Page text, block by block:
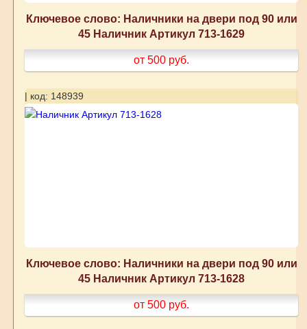
Ключевое слово: Наличники на двери под 90 или
45 Наличник Артикул 713-1629
от 500 руб.
| код: 148939
Ключевое слово: Наличники на двери под 90 или
45 Наличник Артикул 713-1628
от 500 руб.